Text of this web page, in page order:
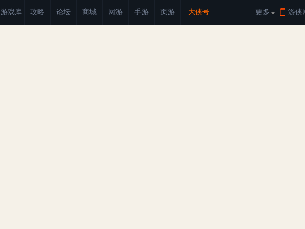
游戏库 攻略 论坛 商城 网游 手游 页游 大侠号 更多 游侠